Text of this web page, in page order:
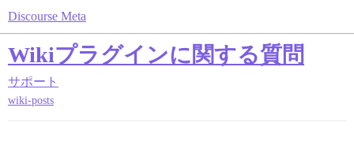
Discourse Meta
Wikiプラグインに関する質問
サポート
wiki-posts